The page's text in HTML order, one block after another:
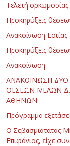
Τελετή
Προκηρύξεις
Ανακοίνωση Εστίας
Προκηρύξεις
Ανακοίνωση
ΑΝΑΚΟΙΝΩΣΗ
ΘΕΣΕΩΝ ΜΕΛΩΝ
ΑΘΗΝΩΝ
Πρόγραμμα
Ο Σεβασμιότατος
Επιφάνιος, είχε